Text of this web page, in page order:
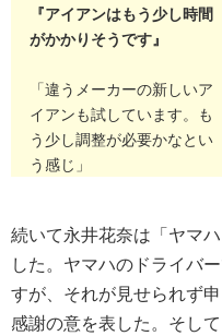
『アイアンはもう少し時間
がかかりそうです』
「違うメーカーの新しいア
イアンも試しています。も
う少し調整が必要かなとい
う感じ」
続いて永井花奈は「ヤマ
した。ヤマハのドライバ
すが、それが見せられず
感謝の意を表した。そし